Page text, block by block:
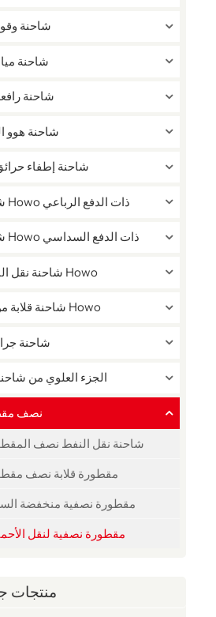
شاحنة
شاحنة
شاحنة
شاحنة هوو
شاحنة إطفاء
شاحنة Howo ذات الدفع الرباعي
شاحنة Howo ذات الدفع السداسي
شاحنة نقل البضائع Howo
شاحنة قلابة من نوع Howo
شاحنة
الجزء العلوي من
نصف
شاحنة نقل النفط نصف
مقطورة قلابة نصف
مقطورة نصفية منخفضة
مقطورة نصفية لنقل
منتجات